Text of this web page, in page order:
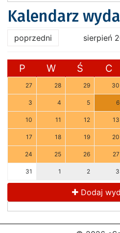
Kalendarz
poprzedni sierpień
P W Ś C
27 28 29 30
3 4 5 6
10 11 12 13
17 18 19 20
24 25 26 27
31 1 2 3
Dodaj